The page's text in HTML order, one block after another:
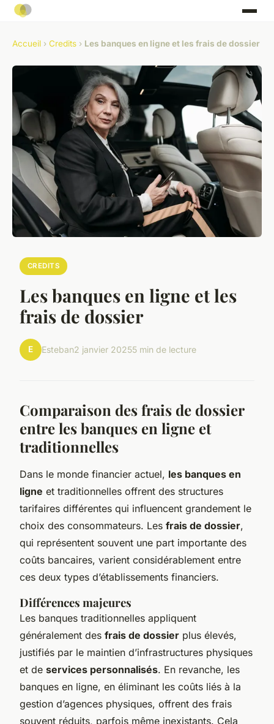
Accueil › Credits › Les banques en ligne et les frais de dossier
CREDITS
Les banques en ligne et les
frais de dossier
E Esteban2 janvier 20255 min de lecture
Comparaison des frais de dossier
entre les banques en ligne et
traditionnelles
Dans le monde financier actuel, les banques en
ligne et traditionnelles offrent des structures
tarifaires différentes qui influencent grandement le
choix des consommateurs. Les frais de dossier,
qui représentent souvent une part importante des
coûts bancaires, varient considérablement entre
ces deux types d’établissements financiers.
Différences majeures
Les banques traditionnelles appliquent
généralement des frais de dossier plus élevés,
justifiés par le maintien d’infrastructures physiques
et de services personnalisés. En revanche, les
banques en ligne, en éliminant les coûts liés à la
gestion d’agences physiques, offrent des frais
souvent réduits, parfois même inexistants. Cela